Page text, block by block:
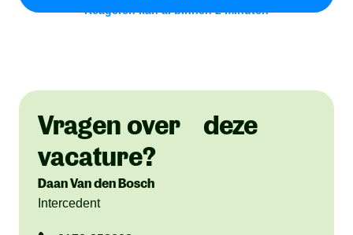
Reageren kan al binnen 2 minuten
Vragen over deze
vacature?
Daan Van den Bosch
Intercedent